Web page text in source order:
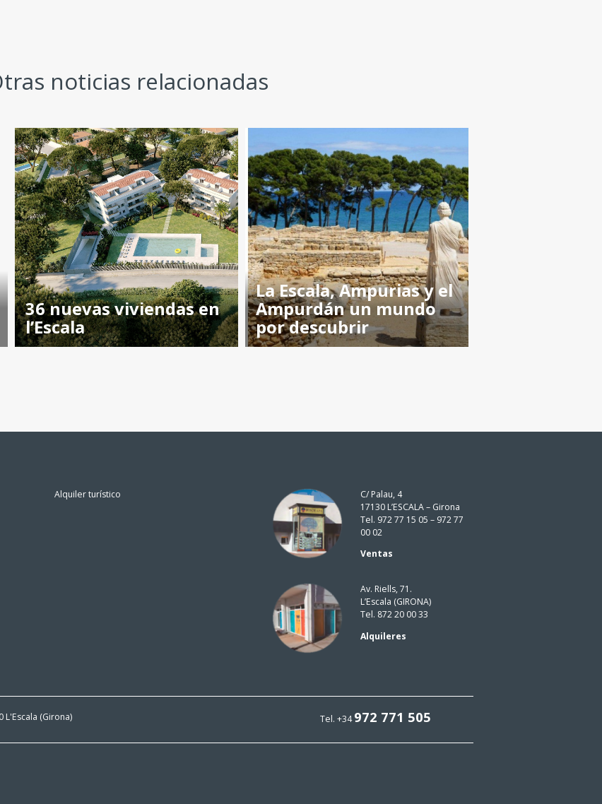
noticias relacionadas
36 nuevas viviendas en
l’Escala
La Escala, Ampurias y el
Ampurdán un mundo
por descubrir
Alquiler turístico
C/ Palau, 4
17130 L’ESCALA – Girona
Tel. 972 77 15 05 – 972 77
00 02
Ventas
Av. Riells, 71.
L’Escala (GIRONA)
Tel. 872 20 00 33
Alquileres
Tel. +34972 771 505
L'Escala (Girona)